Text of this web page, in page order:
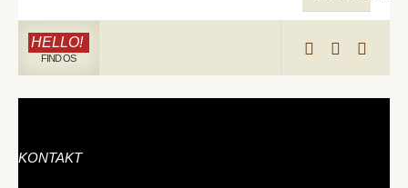
HELLO!
FIND OS
KONTAKT